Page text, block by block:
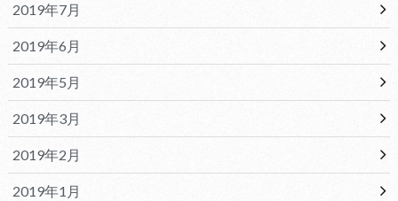
2019年7月
2019年6月
2019年5月
2019年3月
2019年2月
2019年1月